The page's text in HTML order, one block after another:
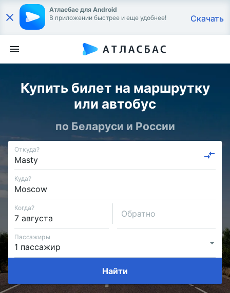
Атласбас для Android
В приложении быстрее и еще удобнее!
Скачать
Купить билет на маршрутку
или автобус
по Беларуси и России
Откуда?
Куда?
Когда?
Обратно
Пассажиры
Найти